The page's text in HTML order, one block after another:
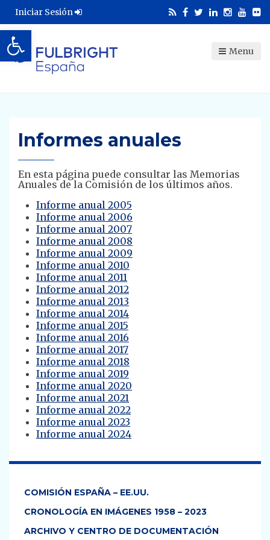
Abrir barra de herramientas
Iniciar Sesión
Menu
Informes anuales
En esta página puede consultar las Memorias
Anuales de la Comisión de los últimos años.
Informe anual 2005
Informe anual 2006
Informe anual 2007
Informe anual 2008
Informe anual 2009
Informe anual 2010
Informe anual 2011
Informe anual 2012
Informe anual 2013
Informe anual 2014
Informe anual 2015
Informe anual 2016
Informe anual 2017
Informe anual 2018
Informe anual 2019
Informe anual 2020
Informe anual 2021
Informe anual 2022
Informe anual 2023
Informe anual 2024
COMISIÓN ESPAÑA – EE.UU.
CRONOLOGÍA EN IMÁGENES 1958 – 2023
ARCHIVO Y CENTRO DE DOCUMENTACIÓN